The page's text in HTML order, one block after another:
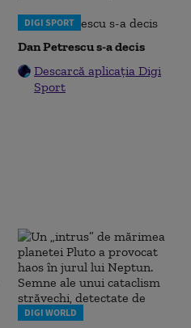
DIGI SPORT
Dan Petrescu s-a decis
Descarcă aplicația Digi
Sport
DIGI WORLD